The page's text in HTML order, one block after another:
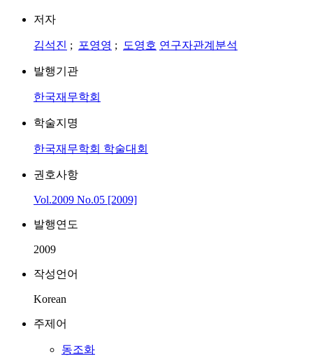
저자
김석진 ; 포영영 ; 도영호 연구자관계분석
발행기관
한국재무학회
학술지명
한국재무학회 학술대회
권호사항
Vol.2009 No.05 [2009]
발행연도
2009
작성언어
Korean
주제어
동조화